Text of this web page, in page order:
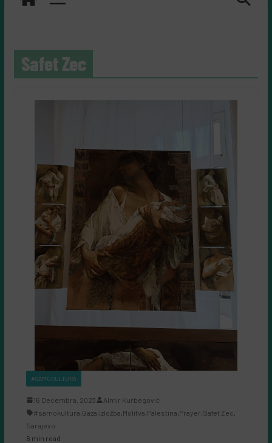
Safet Zec
#SAMOKULTURA
16 Decembra, 2023
Almir Kurbegović
#samokultura Gaza izložba Molitva Palestina Prayer Safet Zec
Sarajevo
6 min read